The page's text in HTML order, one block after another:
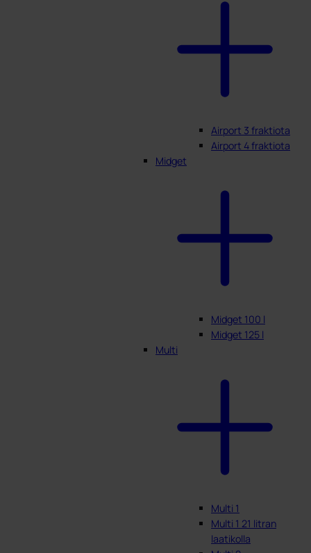
Airport 3 fraktiota
Airport 4 fraktiota
Midget
Midget 100 l
Midget 125 l
Multi
Multi 1
Multi 1 21 litran
laatikolla